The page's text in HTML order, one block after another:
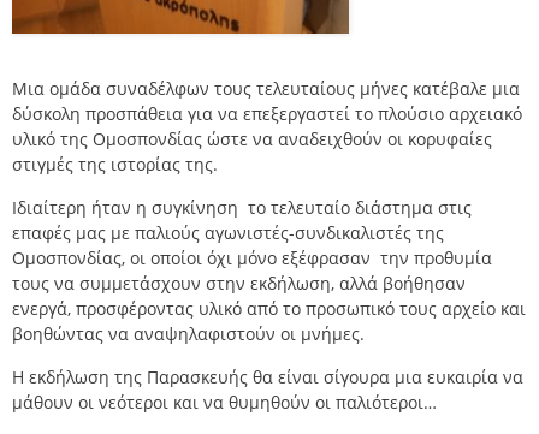
Μια ομάδα συναδέλφων τους τελευταίους μήνες κατέβαλε μια
δύσκολη προσπάθεια για να επεξεργαστεί το πλούσιο αρχειακό
υλικό της Ομοσπονδίας ώστε να αναδειχθούν οι κορυφαίες
στιγμές της ιστορίας της.
Ιδιαίτερη ήταν η συγκίνηση το τελευταίο διάστημα στις
επαφές μας με παλιούς αγωνιστές-συνδικαλιστές της
Ομοσπονδίας, οι οποίοι όχι μόνο εξέφρασαν την προθυμία
τους να συμμετάσχουν στην εκδήλωση, αλλά βοήθησαν
ενεργά, προσφέροντας υλικό από το προσωπικό τους αρχείο και
βοηθώντας να αναψηλαφιστούν οι μνήμες.
Η εκδήλωση της Παρασκευής θα είναι σίγουρα μια ευκαιρία να
μάθουν οι νεότεροι και να θυμηθούν οι παλιότεροι…